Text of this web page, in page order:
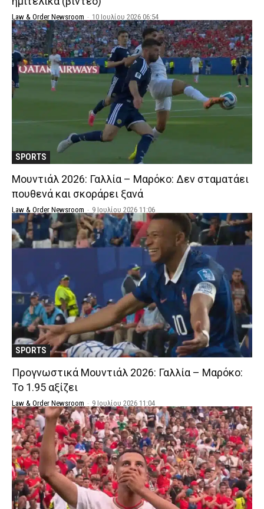
Law & Order Newsroom - 10 Ιουλίου 2026 06:54
SPORTS
Μουντιάλ 2026: Γαλλία – Μαρόκο: Δεν σταματάει
πουθενά και σκοράρει ξανά
Law & Order Newsroom - 9 Ιουλίου 2026 11:06
SPORTS
Προγνωστικά Μουντιάλ 2026: Γαλλία – Μαρόκο:
Το 1.95 αξίζει
Law & Order Newsroom - 9 Ιουλίου 2026 11:04